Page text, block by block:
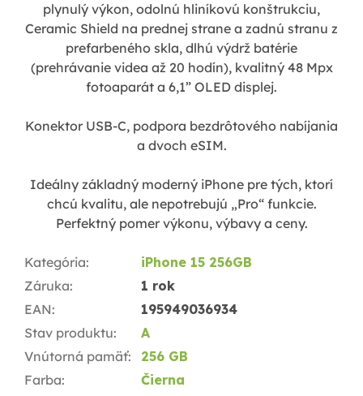
plynulý výkon, odolnú hliníkovú konštrukciu,
Ceramic Shield na prednej strane a zadnú stranu z
prefarbeného skla, dlhú výdrž batérie
(prehrávanie videa až 20 hodín), kvalitný 48 Mpx
fotoaparát a 6,1” OLED displej.
Konektor USB-C, podpora bezdrôtového nabíjania
a dvoch eSIM.
Ideálny základný moderný iPhone pre tých, ktorí
chcú kvalitu, ale nepotrebujú „Pro“ funkcie.
Perfektný pomer výkonu, výbavy a ceny.
Kategória:
iPhone 15 256GB
Záruka:
1 rok
EAN:
195949036934
Stav produktu:
A
Vnútorná pamäť:
256 GB
Farba:
Čierna